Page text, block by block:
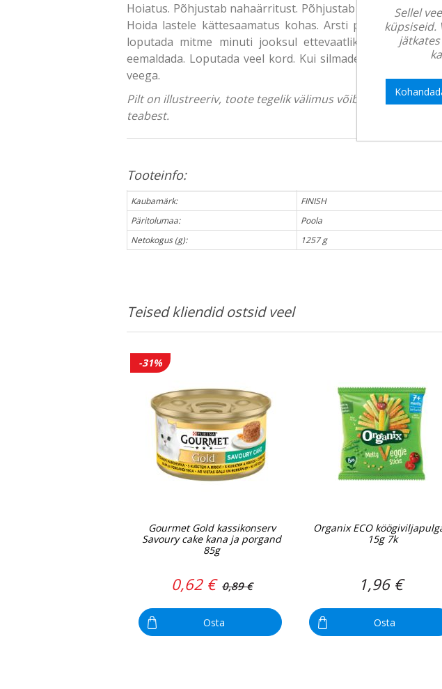
Hoiatus. Põhjustab nahaärritust. Põhjustab tugevat
Hoida lastele kättesaamatus kohas. Arsti poole
loputada mitme minuti jooksul ettevaatlikult veega.
eemaldada. Loputada veel kord. Kui silmade ärritus ei
veega.
Pilt on illustreeriv, toote tegelik välimus võib erineda.
teabest.
Tooteinfo:
Kaubamärk:
FINISH
Päritolumaa:
Poola
Netokogus (g):
1257 g
Teised kliendid ostsid veel
-31%
Gourmet Gold kassikonserv
Savoury cake kana ja porgand
85g
0,62 € 0,89 €
Osta
Organix ECO
15g 7k
1,96 €
Osta
Sellel
küpsiseid.